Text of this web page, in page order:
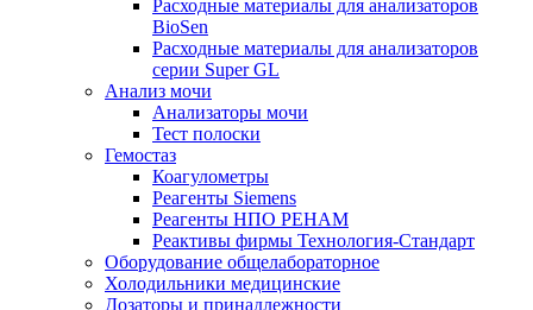
Расходные материалы для анализаторов
BioSen
Расходные материалы для анализаторов
серии Super GL
Анализ мочи
Анализаторы мочи
Тест полоски
Гемостаз
Коагулометры
Реагенты Siemens
Реагенты НПО РЕНАМ
Реактивы фирмы Технология-Стандарт
Оборудование общелабораторное
Холодильники медицинские
Дозаторы и принадлежности